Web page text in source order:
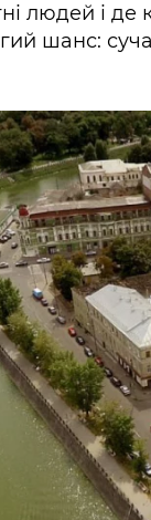
людей і де
шанс: